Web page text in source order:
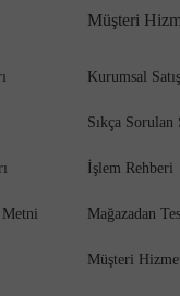
Müşteri
Kurumsal Satış
Sıkça Sorulan
İşlem Rehberi
Mağazadan
Müşteri